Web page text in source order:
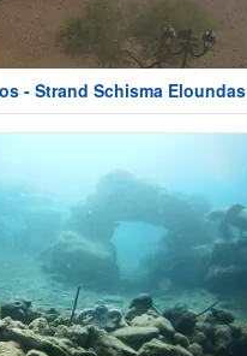
- Strand Schisma Eloundas